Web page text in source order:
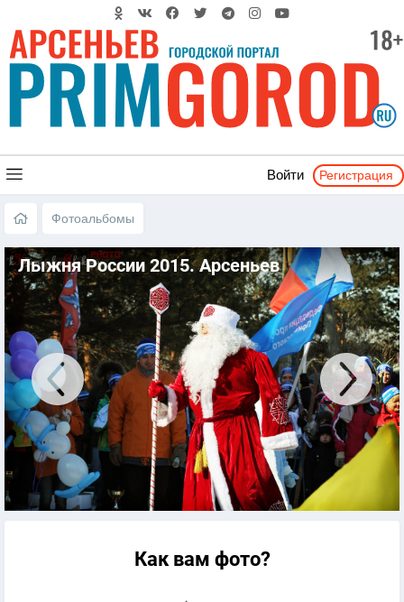
Войти Регистрация
Фотоальбомы
Лыжня России 2015. Арсеньев
Как вам фото?